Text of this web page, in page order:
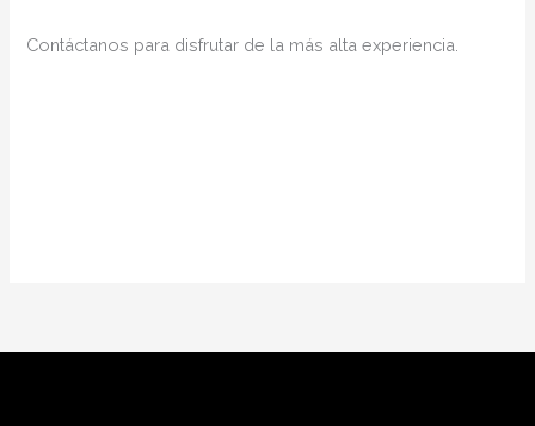
Contáctanos para disfrutar de la más alta experiencia.